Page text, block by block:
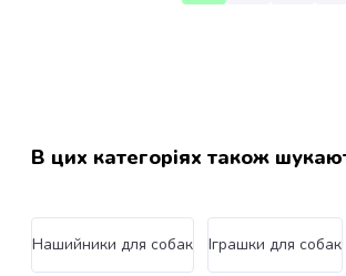
котів
котів
Повідці
В цих категоріях також
Нашийники для собак Іграшки для собак